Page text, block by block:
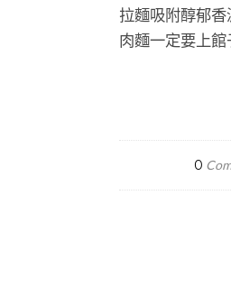
拉麵吸附醇郁
肉麵一定要上
0